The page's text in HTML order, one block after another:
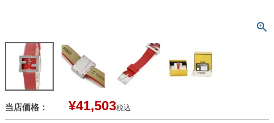
当店価格： ¥41,503税込